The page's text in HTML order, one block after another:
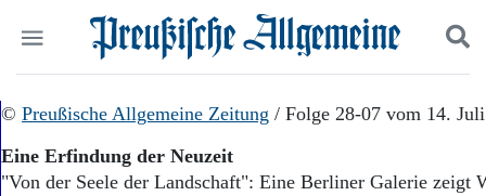
Politik
Wirtschaft
Panorama
Suchen und finden
© Preußische Allgemeine Zeitung / Folge 28-07 vom 14.
Eine Erfindung der Neuzeit
"Von der Seele der Landschaft": Eine Berliner Galerie zeigt